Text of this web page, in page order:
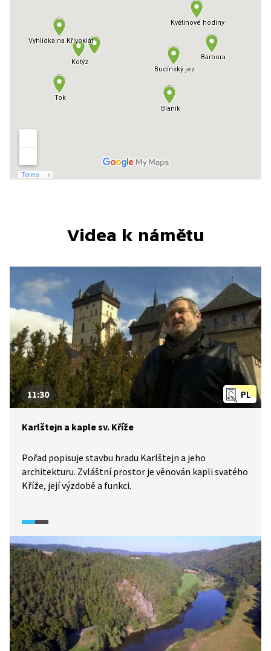
Videa k námětu
PL
11:30
Karlštejn a kaple sv. Kříže
Pořad popisuje stavbu hradu Karlštejn a jeho
architekturu. Zvláštní prostor je věnován kapli svatého
Kříže, její výzdobě a funkci.